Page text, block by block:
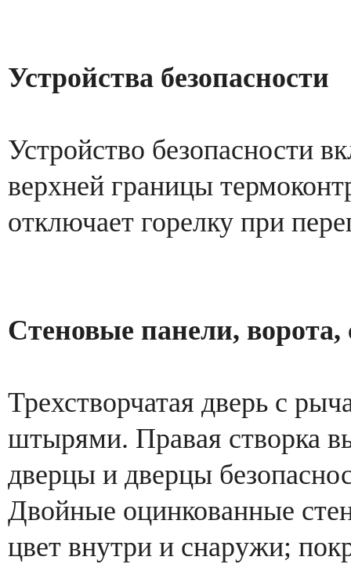
Устройства безопасности
Устройство безопасности
верхней границы
отключает горелку при
Стеновые панели, ворота,
Трехстворчатая дверь с
штырями. Правая створка
дверцы и дверцы
Двойные оцинкованные
цвет внутри и снаружи;